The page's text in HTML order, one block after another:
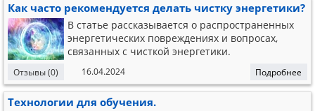
Как часто рекомендуется делать чистку энергетики?
В статье рассказывается о распространенных
энергетических повреждениях и вопросах,
связанных с чисткой энергетики.
Отзывы (0) 16.04.2024 Подробнее
Технологии для обучения.